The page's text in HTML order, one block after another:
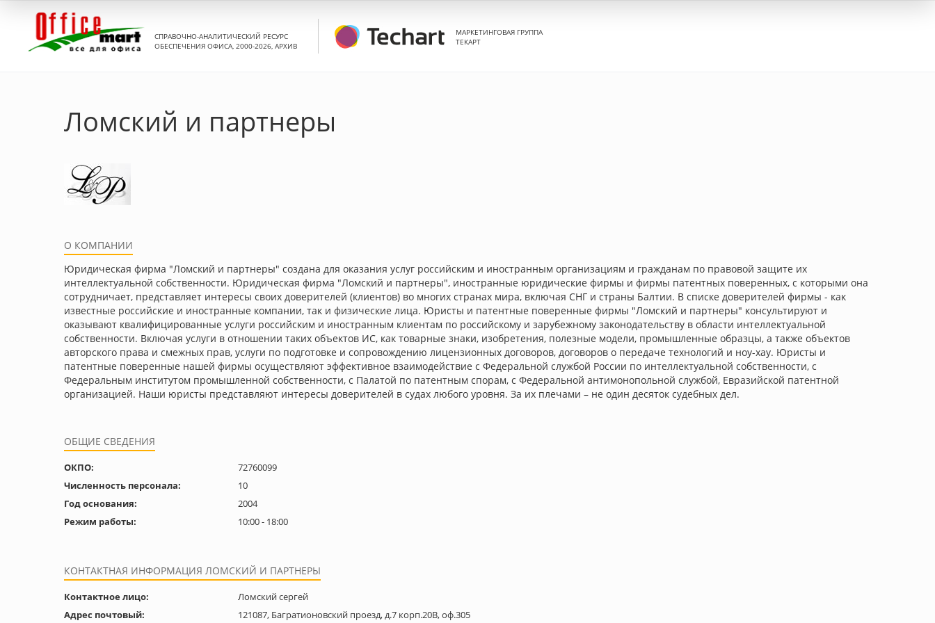
СПРАВОЧНО-АНАЛИТИЧЕСКИЙ РЕСУРС
ОБЕСПЕЧЕНИЯ ОФИСА, 2000-2026, АРХИВ
МАРКЕТИНГОВАЯ ГРУППА
ТЕКАРТ
Ломский и партнеры
О КОМПАНИИ
Юридическая фирма "Ломский и партнеры" создана для оказания услуг российским и иностранным организациям и гражданам по правовой защите их
интеллектуальной собственности. Юридическая фирма "Ломский и партнеры", иностранные юридические фирмы и фирмы патентных поверенных, с которыми она
сотрудничает, представляет интересы своих доверителей (клиентов) во многих странах мира, включая СНГ и страны Балтии. В списке доверителей фирмы - как
известные российские и иностранные компании, так и физические лица. Юристы и патентные поверенные фирмы "Ломский и партнеры" консультируют и
оказывают квалифицированные услуги российским и иностранным клиентам по российскому и зарубежному законодательству в области интеллектуальной
собственности. Включая услуги в отношении таких объектов ИС, как товарные знаки, изобретения, полезные модели, промышленные образцы, а также объектов
авторского права и смежных прав, услуги по подготовке и сопровождению лицензионных договоров, договоров о передаче технологий и ноу-хау. Юристы и
патентные поверенные нашей фирмы осуществляют эффективное взаимодействие с Федеральной службой России по интеллектуальной собственности, с
Федеральным институтом промышленной собственности, с Палатой по патентным спорам, с Федеральной антимонопольной службой, Евразийской патентной
организацией. Наши юристы представляют интересы доверителей в судах любого уровня. За их плечами – не один десяток судебных дел.
ОБЩИЕ СВЕДЕНИЯ
ОКПО:
72760099
Численность персонала:
10
Год основания:
2004
Режим работы:
10:00 - 18:00
КОНТАКТНАЯ ИНФОРМАЦИЯ ЛОМСКИЙ И ПАРТНЕРЫ
Контактное лицо:
Ломский сергей
Адрес почтовый:
121087, Багратионовский проезд, д.7 корп.20В, оф.305